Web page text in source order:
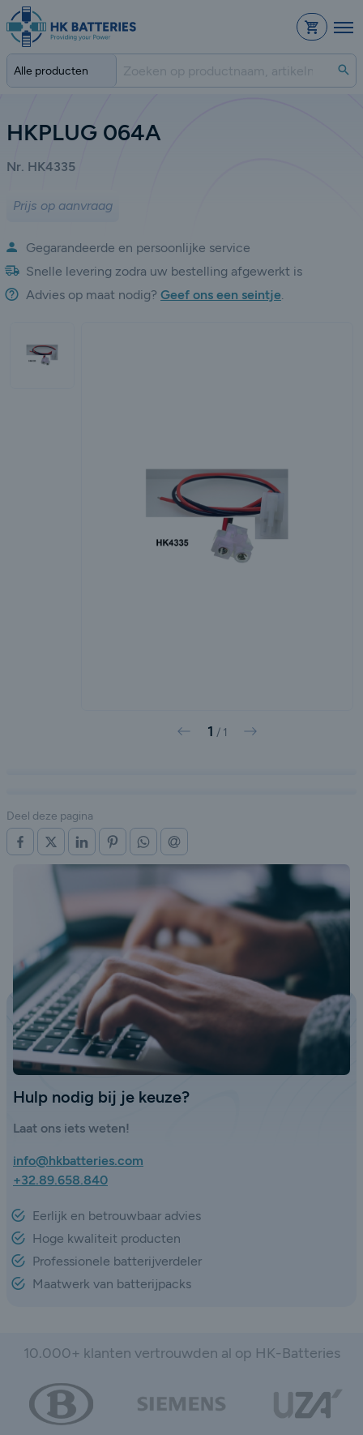
HKPLUG 064A
Nr. HK4335
Prijs op aanvraag
Gegarandeerde en persoonlijke service
Snelle levering zodra uw bestelling afgewerkt is
Advies op maat nodig? Geef ons een seintje.
Vorige
1 / 1 Volgende
Deel deze pagina
OP FACEBOOK
OP X (TWITTER)
OP LINKEDINOP PINTERESTOP WHATSAPP
Hulp nodig bij je keuze?
Laat ons iets weten!
info@hkbatteries.com
+32.89.658.840
Eerlijk en betrouwbaar advies
Hoge kwaliteit producten
Professionele batterijverdeler
Maatwerk van batterijpacks
10.000+ klanten vertrouwden al op HK-Batteries